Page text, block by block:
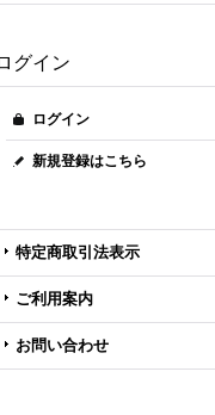
グイン
ログイン
新規登録はこちら
特定商取引法表示
ご利用案内
お問い合わせ